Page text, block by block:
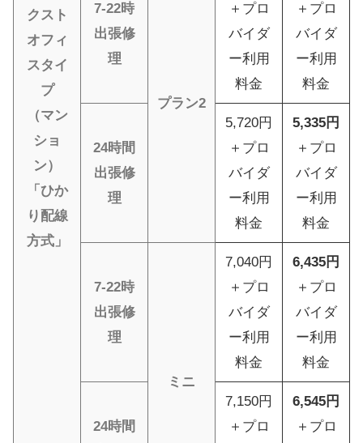
クスト
オフィ
スタイ
プ
（マン
ショ
ン）
「ひか
り配線
方式」
7-22時
出張修
理
プラン2
＋プロ
バイダ
ー利用
料金
＋プロ
バイダ
ー利用
料金
24時間
出張修
理
5,720円
＋プロ
バイダ
ー利用
料金
5,335円
＋プロ
バイダ
ー利用
料金
7-22時
出張修
理
ミニ
7,040円
＋プロ
バイダ
ー利用
料金
6,435円
＋プロ
バイダ
ー利用
料金
24時間
7,150円
＋プロ
6,545円
＋プロ